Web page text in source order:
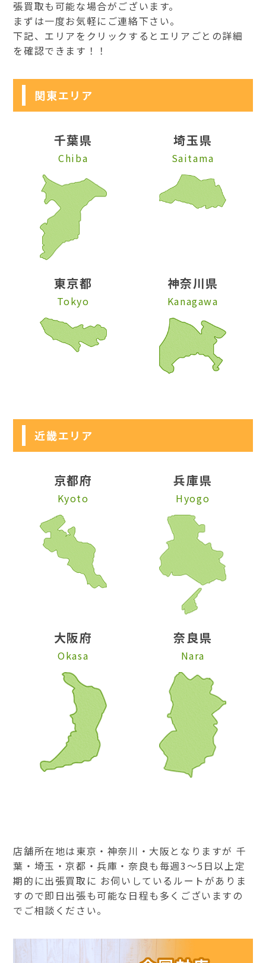
張買取も可能な場合がございます。
まずは一度お気軽にご連絡下さい。
下記、エリアをクリックするとエリアごとの詳細
を確認できます！！
関東エリア
千葉県
Chiba
埼玉県
Saitama
東京都
Tokyo
神奈川県
Kanagawa
近畿エリア
京都府
Kyoto
兵庫県
Hyogo
大阪府
Okasa
奈良県
Nara
店舗所在地は東京・神奈川・大阪となりますが 千
葉・埼玉・京都・兵庫・奈良も毎週3～5日以上定
期的に出張買取に お伺いしているルートがありま
すので即日出張も可能な日程も多くございますの
でご相談ください。